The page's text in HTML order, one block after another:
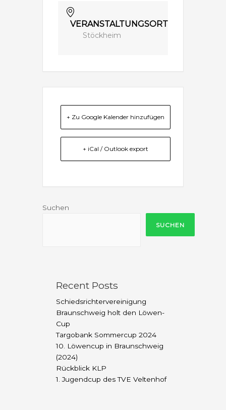
VERANSTALTUNGSORT
Stöckheim
+ Zu Google Kalender hinzufügen
+ iCal / Outlook export
Suchen
SUCHEN
Recent Posts
Schiedsrichtervereinigung
Braunschweig holt den Löwen-
Cup
Targobank Sommercup 2024
10. Löwencup in Braunschweig
(2024)
Rückblick KLP
1. Jugendcup des TVE Veltenhof